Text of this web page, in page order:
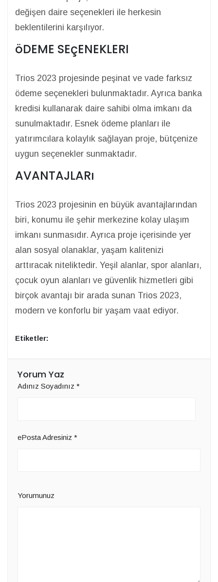
değişen daire seçenekleri ile herkesin
beklentilerini karşılıyor.
öDEME SEçENEKLERI
Trios 2023 projesinde peşinat ve vade farksız
ödeme seçenekleri bulunmaktadır. Ayrıca banka
kredisi kullanarak daire sahibi olma imkanı da
sunulmaktadır. Esnek ödeme planları ile
yatırımcılara kolaylık sağlayan proje, bütçenize
uygun seçenekler sunmaktadır.
AVANTAJLARı
Trios 2023 projesinin en büyük avantajlarından
biri, konumu ile şehir merkezine kolay ulaşım
imkanı sunmasıdır. Ayrıca proje içerisinde yer
alan sosyal olanaklar, yaşam kalitenizi
arttıracak niteliktedir. Yeşil alanlar, spor alanları,
çocuk oyun alanları ve güvenlik hizmetleri gibi
birçok avantajı bir arada sunan Trios 2023,
modern ve konforlu bir yaşam vaat ediyor.
Etiketler:
Yorum Yaz
Adınız Soyadınız *
ePosta Adresiniz *
Yorumunuz